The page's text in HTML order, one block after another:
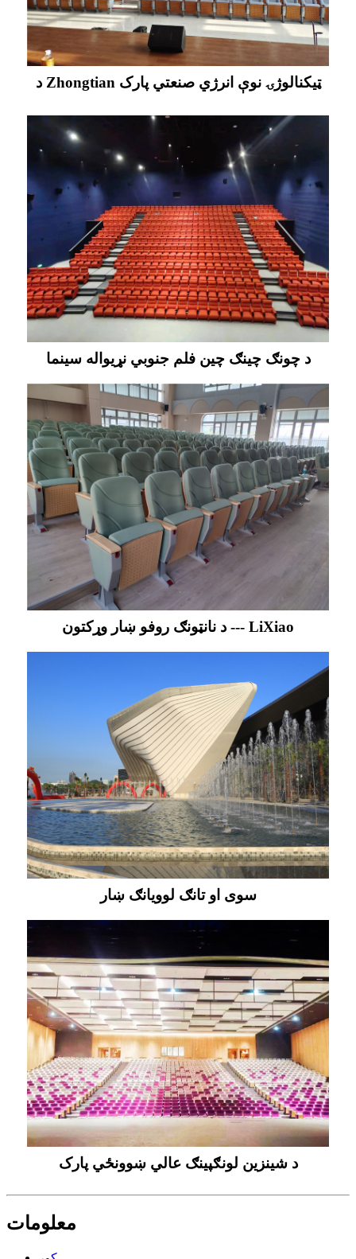
د Zhongtian ټیکنالوژۍ نوې انرژي صنعتي پارک
د چونګ چینګ چین فلم جنوبي نړیواله سینما
د نانټونګ روفو ښار وړکتون --- LiXiao
سوی او تانګ لوویانګ ښار
د شینزین لونګپینګ عالي ښوونځي پارک
معلومات